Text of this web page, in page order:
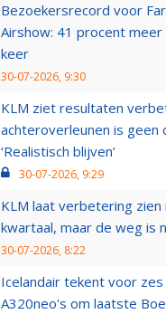
Bezoekersrecord voor
Airshow: 41 procent
keer
30-07-2026, 9:30
KLM ziet resultaten
achteroverleunen is geen
‘Realistisch blijven’
30-07-2026, 9:29
KLM laat verbetering
kwartaal, maar de weg is
30-07-2026, 8:22
Icelandair tekent voor
A320neo's om laatste